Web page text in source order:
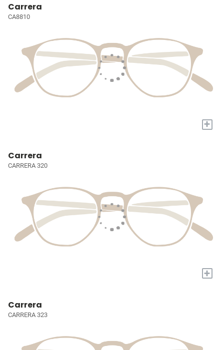
Carrera
CA8810
+
Carrera
CARRERA 320
+
Carrera
CARRERA 323